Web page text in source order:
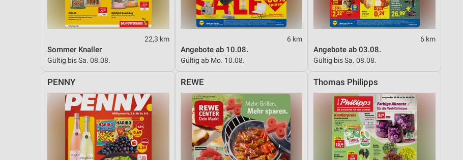
22,3 km
Sommer Knaller
Gültig bis Sa. 08.08.
6 km
Angebote ab 10.08.
Gültig ab Mo. 10.08.
6 km
Angebote ab 03.08.
Gültig bis Sa. 08.08.
PENNY REWE Thomas Philipps